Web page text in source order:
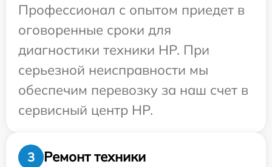
Профессионал с опытом приедет в
оговоренные сроки для
диагностики техники HP. При
серьезной неисправности мы
обеспечим перевозку за наш счет в
сервисный центр HP.
3
Ремонт техники